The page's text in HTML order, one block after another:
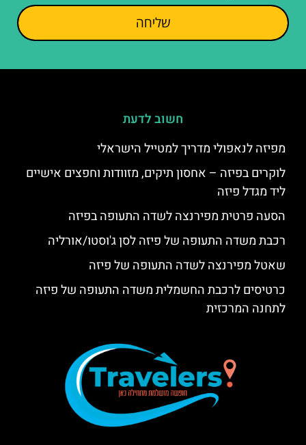
שליחה
חשוב לדעת
מפיזה לנאפולי מדריך למטייל הישראלי
לוקרים בפיזה – אחסון תיקים, מזוודות וחפצים אישיים
ליד מגדל פיזה
הסעה פרטית מפירנצה לשדה התעופה בפיזה
רכבת משדה התעופה של פיזה לסן ג'וסטו/אורליה
שאטל מפירנצה לשדה התעופה של פיזה
כרטיסים לרכבת החשמלית משדה התעופה של פיזה
לתחנה המרכזית